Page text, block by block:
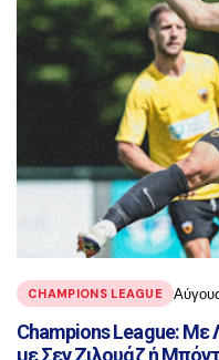
CHAMPIONS LEAGUE
Champions League: Με